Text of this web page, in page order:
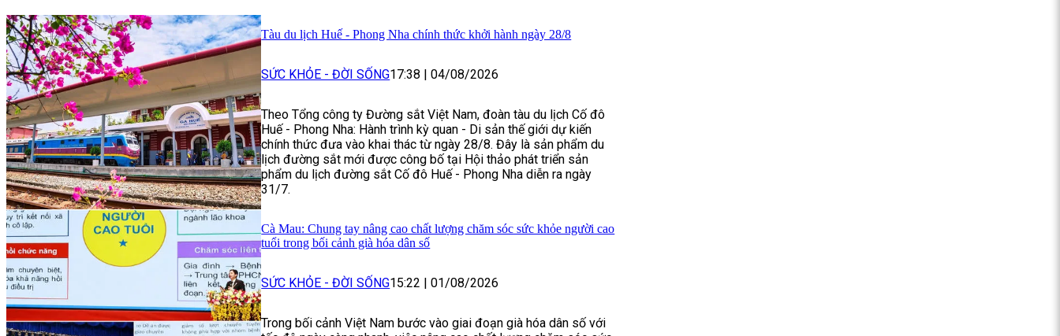
Tàu du lịch Huế - Phong Nha chính thức khởi hành ngày 28/8
SỨC KHỎE - ĐỜI SỐNG17:38 | 04/08/2026
Theo Tổng công ty Đường sắt Việt Nam, đoàn tàu du lịch Cố đô
Huế - Phong Nha: Hành trình kỳ quan - Di sản thế giới dự kiến
chính thức đưa vào khai thác từ ngày 28/8. Đây là sản phẩm du
lịch đường sắt mới được công bố tại Hội thảo phát triển sản
phẩm du lịch đường sắt Cố đô Huế - Phong Nha diễn ra ngày
31/7.
Cà Mau: Chung tay nâng cao chất lượng chăm sóc sức khỏe người cao
tuổi trong bối cảnh già hóa dân số
SỨC KHỎE - ĐỜI SỐNG15:22 | 01/08/2026
Trong bối cảnh Việt Nam bước vào giai đoạn già hóa dân số với